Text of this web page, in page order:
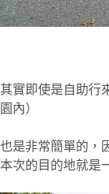
其實即使是自助行
園內）
也是非常簡單的，
本次的目的地就是